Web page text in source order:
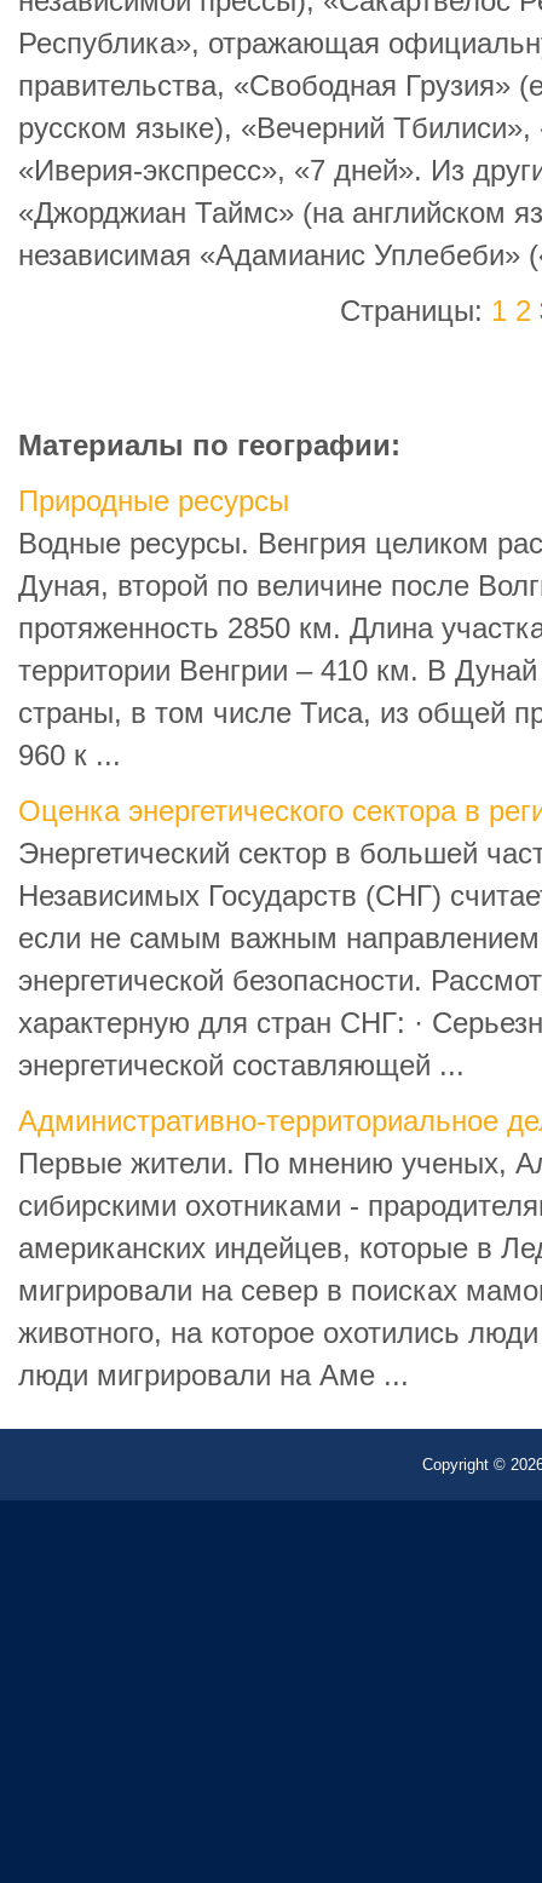
Республика», отражающая
правительства, «Свободная Грузия»
русском языке), «Вечерний
«Иверия-экспресс», «7 дней». Из
«Джорджиан Таймс» (на английском
независимая «Адамианис Уплебеби»
Страницы: 1 2
Материалы по географии:
Природные ресурсы
Водные ресурсы. Венгрия целиком
Дуная, второй по величине после
протяженность 2850 км. Длина
территории Венгрии – 410 км. В
страны, в том числе Тиса, из общей
960 к ...
Оценка энергетического сектора в
Энергетический сектор в большей
Независимых Государств (СНГ)
если не самым важным направлением
энергетической безопасности.
характерную для стран СНГ: ·
энергетической составляющей ...
Административно-территориальное
Первые жители. По мнению ученых,
сибирскими охотниками -
американских индейцев, которые в
мигрировали на север в поисках
животного, на которое охотились
люди мигрировали на Аме ...
Copyright ©